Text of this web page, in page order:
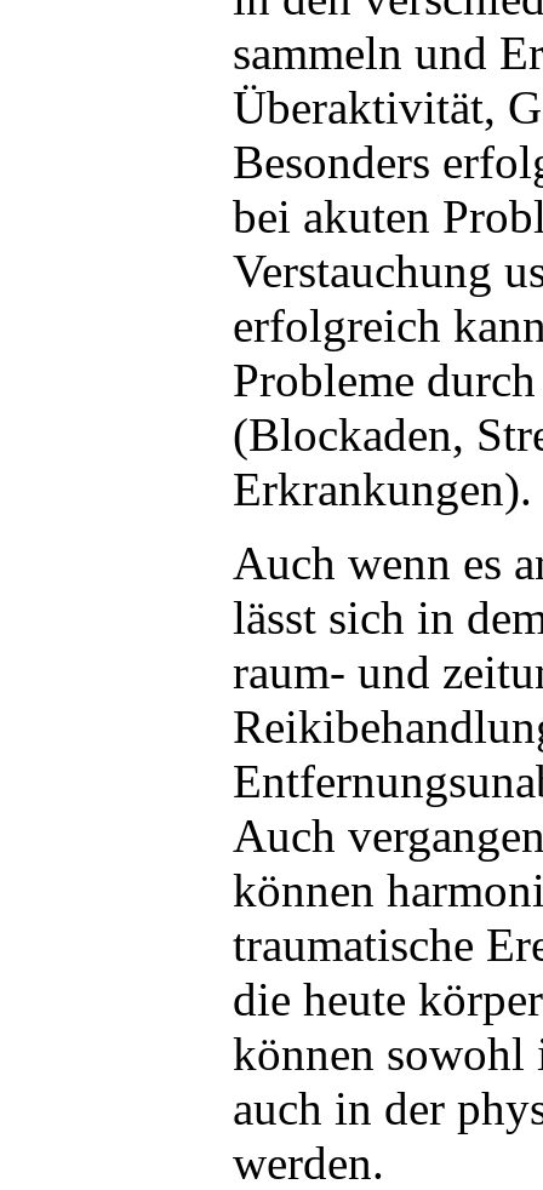
sammeln und
Überaktivität,
Besonders
bei akuten
Verstauchung
erfolgreich
Probleme
(Blockaden,
Erkrankungen).
Auch wenn es
lässt sich in
raum- und
Auch
können
traumatische
die heute
können sowohl
auch in der
werden.